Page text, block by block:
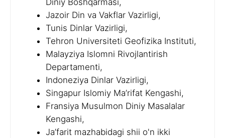
Diniy Boshqarmasi,
Jazoir Din va Vakflar Vazirligi,
Tunis Dinlar Vazirligi,
Tehron Universiteti Geofizika Instituti,
Malayziya Islomni Rivojlantirish
Departamenti,
Indoneziya Dinlar Vazirligi,
Singapur Islomiy Ma’rifat Kengashi,
Fransiya Musulmon Diniy Masalalar
Kengashi,
Ja’farit mazhabidagi shii o'n ikki